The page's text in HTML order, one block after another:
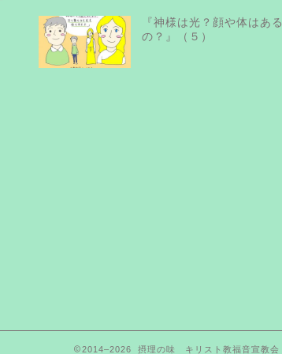
『神様は光？顔や体はある
の？』（５）
2014–2026 摂理の味 キリスト教福音宣教会